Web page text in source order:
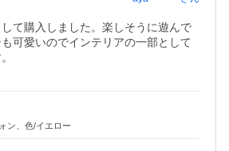
て購入しました。楽しそうに遊んで
可愛いのでインテリアの一部として
ン、色/イエロー